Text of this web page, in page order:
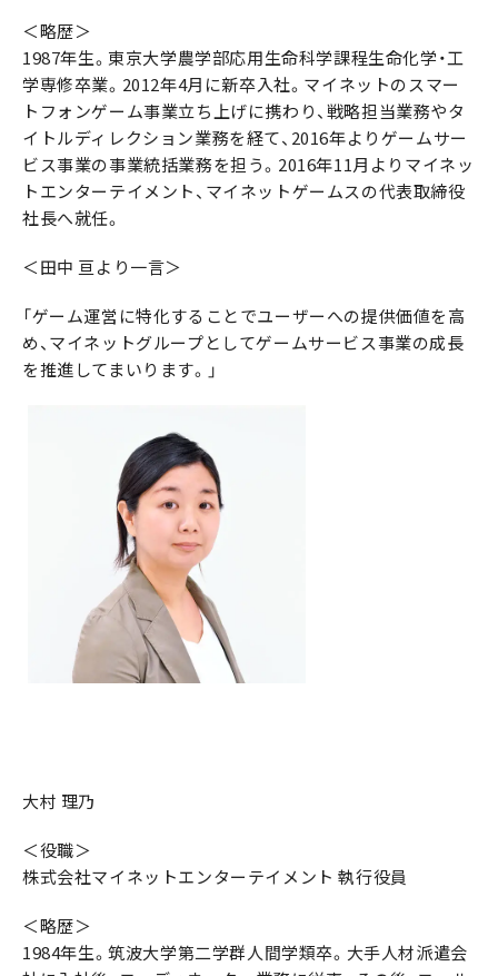
＜略歴＞
1987年生。東京大学農学部応用生命科学課程生命化学・工
学専修卒業。2012年4月に新卒入社。マイネットのスマー
トフォンゲーム事業立ち上げに携わり、戦略担当業務やタ
イトルディレクション業務を経て、2016年よりゲームサー
ビス事業の事業統括業務を担う。2016年11月よりマイネッ
トエンターテイメント、マイネットゲームスの代表取締役
社長へ就任。
＜田中 亘より一言＞
「ゲーム運営に特化することでユーザーへの提供価値を高
め、マイネットグループとしてゲームサービス事業の成長
を推進してまいります。」
大村 理乃
＜役職＞
株式会社マイネットエンターテイメント 執行役員
＜略歴＞
1984年生。筑波大学第二学群人間学類卒。大手人材派遣会